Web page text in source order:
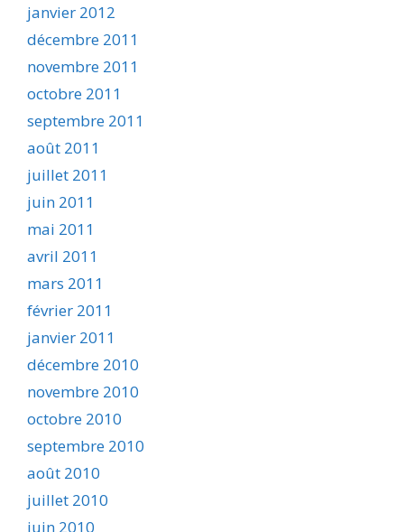
janvier 2012
décembre 2011
novembre 2011
octobre 2011
septembre 2011
août 2011
juillet 2011
juin 2011
mai 2011
avril 2011
mars 2011
février 2011
janvier 2011
décembre 2010
novembre 2010
octobre 2010
septembre 2010
août 2010
juillet 2010
juin 2010